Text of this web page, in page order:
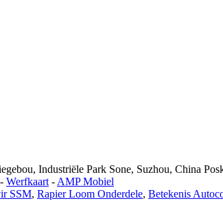
Industriële Park Sone, Suzhou, China
- Werfkaart - AMP Mobiel
SSM, Rapier Loom Onderdele, Betekenis